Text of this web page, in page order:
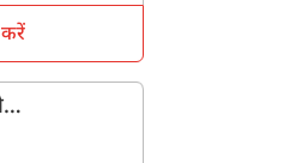
करें
22-12